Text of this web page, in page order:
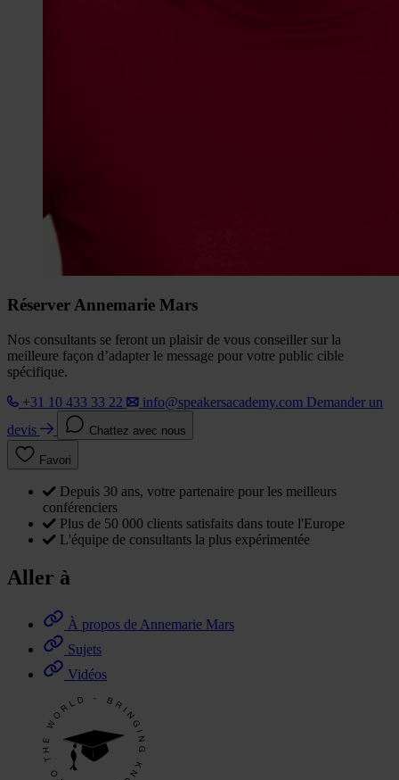
Réserver Annemarie Mars
Nos consultants se feront un plaisir de vous conseiller sur la
meilleure façon d’adapter le message pour votre public cible
spécifique.
+31 10 433 33 22
info@speakersacademy.com Demander un
devis
Chattez avec nous
Favori
Depuis 30 ans, votre partenaire pour les meilleurs
conférenciers
Plus de 50 000 clients satisfaits dans toute l'Europe
L'équipe de consultants la plus expérimentée
Aller à
À propos de Annemarie Mars
Sujets
Vidéos